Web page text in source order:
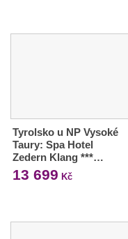
Tyrolsko u NP Vysoké
Taury: Spa Hotel
Zedern Klang ***…
13 699 Kč